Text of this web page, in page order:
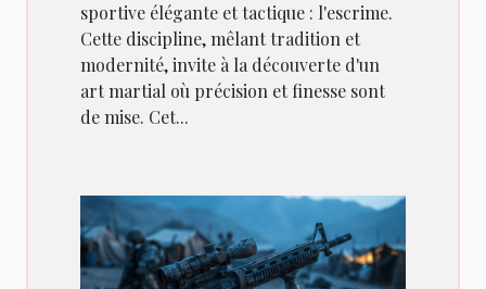
sportive élégante et tactique : l'escrime.
Cette discipline, mêlant tradition et
modernité, invite à la découverte d'un
art martial où précision et finesse sont
de mise. Cet...